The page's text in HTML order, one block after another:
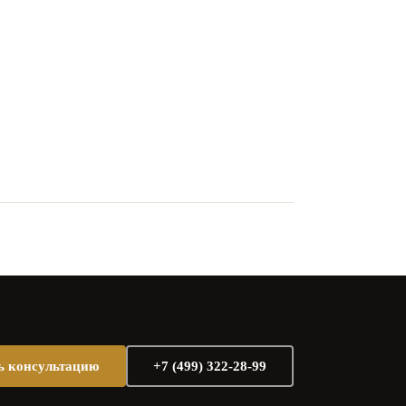
консультацию +7 (499) 322-28-99